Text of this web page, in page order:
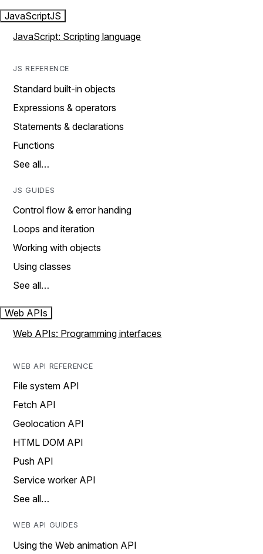
JavaScriptJS
JavaScript: Scripting language
JS REFERENCE
Standard built-in objects
Expressions & operators
Statements & declarations
Functions
See all…
JS GUIDES
Control flow & error handing
Loops and iteration
Working with objects
Using classes
See all…
Web APIs
Web APIs: Programming interfaces
WEB API REFERENCE
File system API
Fetch API
Geolocation API
HTML DOM API
Push API
Service worker API
See all…
WEB API GUIDES
Using the Web animation API